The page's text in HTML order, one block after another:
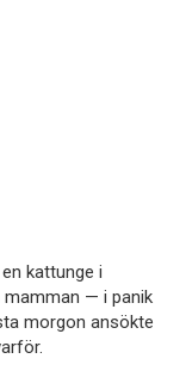
kattunge i
mamman — i panik
morgon ansökte